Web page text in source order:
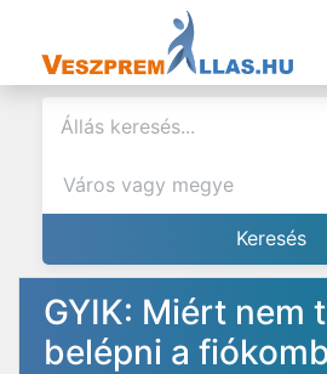
GYIK: Miért nem
belépni a